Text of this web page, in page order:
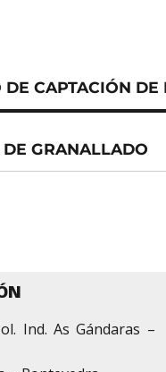
CAPTACIÓN
GRANALLADO
Ind. As Gándaras –